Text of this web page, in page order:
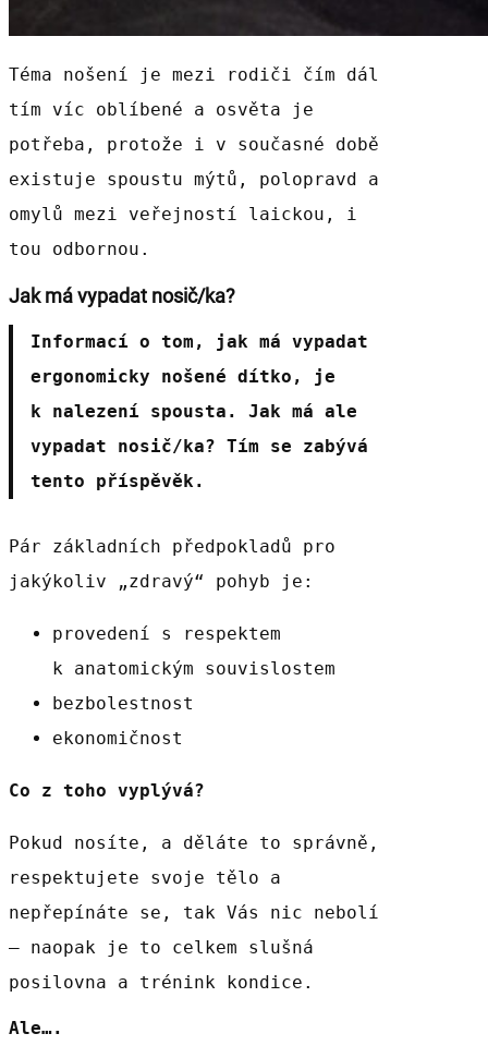
Téma nošení je mezi rodiči čím dál
tím víc oblíbené a osvěta je
potřeba, protože i v současné době
existuje spoustu mýtů, polopravd a
omylů mezi veřejností laickou, i
tou odbornou.
Jak má vypadat nosič/ka?
Informací o tom, jak má vypadat
ergonomicky nošené dítko, je
k nalezení spousta. Jak má ale
vypadat nosič/ka? Tím se zabývá
tento příspěvěk.
Pár základních předpokladů pro
jakýkoliv „zdravý“ pohyb je:
provedení s respektem
k anatomickým souvislostem
bezbolestnost
ekonomičnost
Co z toho vyplývá?
Pokud nosíte, a děláte to správně,
respektujete svoje tělo a
nepřepínáte se, tak Vás nic nebolí
– naopak je to celkem slušná
posilovna a trénink kondice.
Ale….